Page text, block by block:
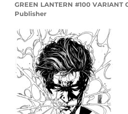
GREEN LANTERN #100 VARIANT
Publisher